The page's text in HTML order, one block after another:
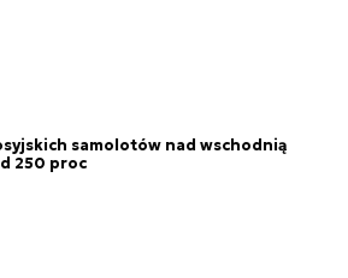
samolotów nad wschodnią
250 proc